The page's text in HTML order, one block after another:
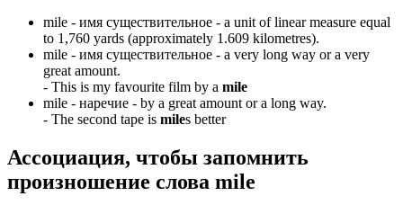
mile - имя существительное - a unit of linear measure equal
to 1,760 yards (approximately 1.609 kilometres).
mile - имя существительное - a very long way or a very
great amount.
- This is my favourite film by a mile
mile - наречие - by a great amount or a long way.
- The second tape is miles better
Ассоциация, чтобы запомнить
произношение слова mile